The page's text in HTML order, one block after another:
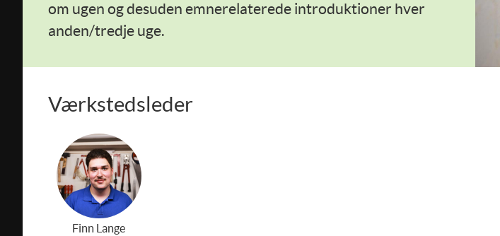
om ugen og desuden emnerelaterede introduktioner hver
anden/tredje uge.
Værkstedsleder
Finn Lange